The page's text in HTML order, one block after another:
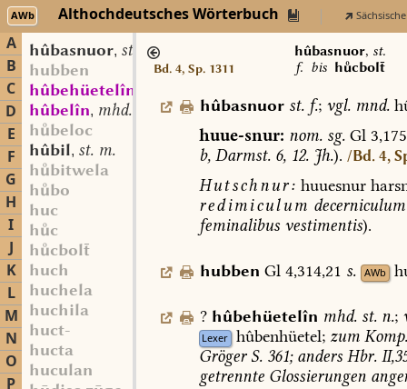
AWb Althochdeutsches Wörterbuch
A
B
C
D
E
F
G
H
I
J
K
L
M
N
O
P
hûbasnuor, st. f.
hubben
hûbehüetelîn
hûbelîn, mhd. st. n.
hbeloc
hûbil, st. m.
hbitwela
hbo
huc
hc
hcbol
huch
huchela
huchila
huct-
hucta
huculan
Bd. 4, Sp. 1311
hûbasnuor, st.
f.bis hcbol
hûbasnuor st. f.; vgl. mnd.
huue-snur: nom.sg.Gl
b,Darmst. 6,12.Jh.). /Bd. 4,
Hutschnur: huuesnur
redimiculum decerniculum
feminalibusvestimentis).
hubben Gl 4,314,21 s. AWb
? hûbehüetelîn mhd. st. n.;
Lexer hûbenhüetel; zumKomp.
GrögerS.361;andersHbr.
getrennteGlossierungen